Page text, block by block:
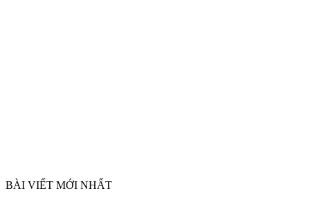
BÀI VIẾT MỚI NHẤT